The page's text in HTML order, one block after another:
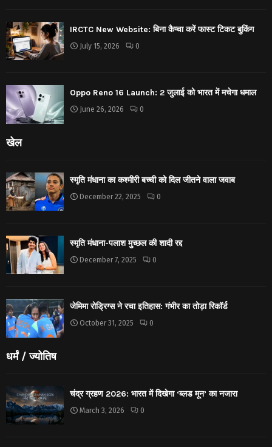
IRCTC New Website: बिना कैप्चा करें फास्ट टिकट बुकिंग
July 15, 2026 0
Oppo Reno 16 Launch: 2 जुलाई को भारत में मचेगा धमाल
June 26, 2026 0
खेल
स्मृति मंधाना का कश्मीरी बच्ची को दिल जीतने वाला जवाब
December 22, 2025 0
स्मृति मंधाना-पलाश मुच्छल की शादी रद्द
December 7, 2025 0
जेमिमा रोड्रिग्स ने रचा इतिहास: गंभीर का तोड़ा रिकॉर्ड
October 31, 2025 0
धर्मं / ज्योतिष
चंद्र ग्रहण 2026: भारत में दिखेगा ‘ब्लड मून’ का नजारा
March 3, 2026 0